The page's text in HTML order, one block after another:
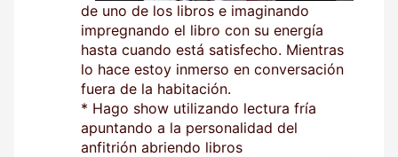
de uno de los libros e imaginando
impregnando el libro con su energía
hasta cuando está satisfecho. Mientras
lo hace estoy inmerso en conversación
fuera de la habitación.
* Hago show utilizando lectura fría
apuntando a la personalidad del
anfitrión abriendo libros